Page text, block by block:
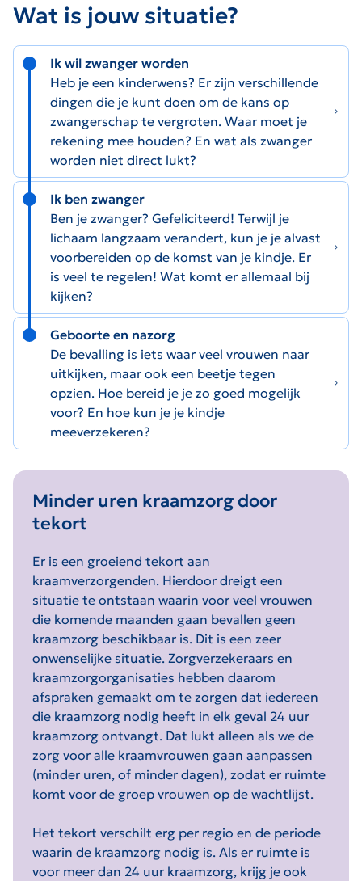
Wat is jouw situatie?
Ik wil zwanger worden
Heb je een kinderwens? Er zijn verschillende
dingen die je kunt doen om de kans op
zwangerschap te vergroten. Waar moet je
rekening mee houden? En wat als zwanger
worden niet direct lukt?
Ik ben zwanger
Ben je zwanger? Gefeliciteerd! Terwijl je
lichaam langzaam verandert, kun je je alvast
voorbereiden op de komst van je kindje. Er
is veel te regelen! Wat komt er allemaal bij
kijken?
Geboorte en nazorg
De bevalling is iets waar veel vrouwen naar
uitkijken, maar ook een beetje tegen
opzien. Hoe bereid je je zo goed mogelijk
voor? En hoe kun je je kindje
meeverzekeren?
Minder uren kraamzorg door
tekort
Er is een groeiend tekort aan
kraamverzorgenden. Hierdoor dreigt een
situatie te ontstaan waarin voor veel vrouwen
die komende maanden gaan bevallen geen
kraamzorg beschikbaar is. Dit is een zeer
onwenselijke situatie. Zorgverzekeraars en
kraamzorgorganisaties hebben daarom
afspraken gemaakt om te zorgen dat iedereen
die kraamzorg nodig heeft in elk geval 24 uur
kraamzorg ontvangt. Dat lukt alleen als we de
zorg voor alle kraamvrouwen gaan aanpassen
(minder uren, of minder dagen), zodat er ruimte
komt voor de groep vrouwen op de wachtlijst.
Het tekort verschilt erg per regio en de periode
waarin de kraamzorg nodig is. Als er ruimte is
voor meer dan 24 uur kraamzorg, krijg je ook